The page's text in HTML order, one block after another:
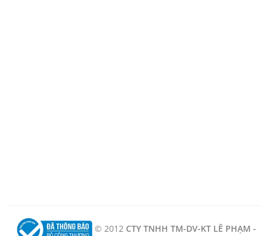
© 2012 CTY TNHH TM-DV-KT LÊ PHẠM -